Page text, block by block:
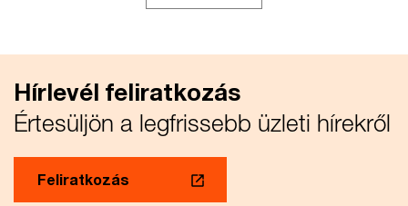
Hírlevél feliratkozás
Értesüljön a legfrissebb üzleti hírekről
Feliratkozás